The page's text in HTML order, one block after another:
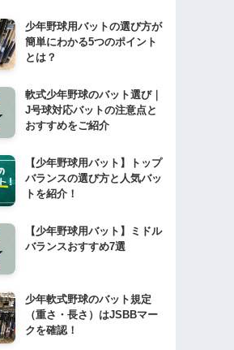
少年野球用バットの選び方が
簡単にわかる5つのポイント
とは？
軟式少年野球のバット選び｜
J号球対応バットの注意点と
おすすめをご紹介
【少年野球用バット】トップ
バランスの選び方と人気バッ
トを紹介！
【少年野球用バット】ミドル
バランスおすすめ7選
少年軟式野球のバット規定
（重さ・長さ）はJSBBマー
クを確認！